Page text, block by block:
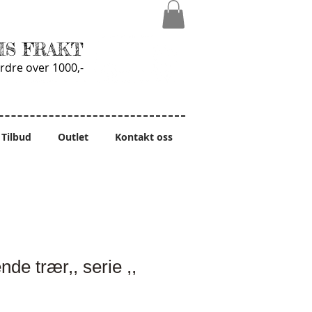
FRAKT
over 1000,-
Tilbud Outlet Kontakt oss
trær,, serie ,,